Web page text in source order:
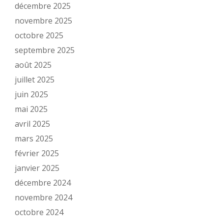
décembre 2025
novembre 2025
octobre 2025
septembre 2025
août 2025
juillet 2025
juin 2025
mai 2025
avril 2025
mars 2025
février 2025
janvier 2025
décembre 2024
novembre 2024
octobre 2024